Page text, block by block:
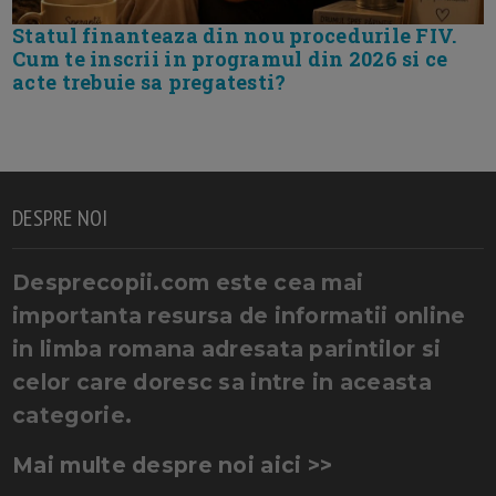
Statul finanteaza din nou procedurile FIV.
Cum te inscrii in programul din 2026 si ce
acte trebuie sa pregatesti?
DESPRE NOI
Desprecopii.com este cea mai
importanta resursa de informatii online
in limba romana adresata parintilor si
celor care doresc sa intre in aceasta
categorie.
Mai multe despre noi aici >>